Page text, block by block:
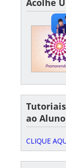
Acolhe
ao Aluno
CLIQUE